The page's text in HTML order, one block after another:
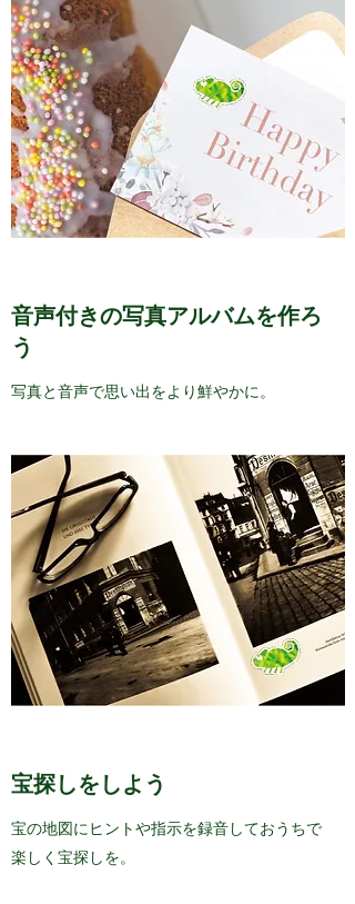
音声付きの写真アルバムを作ろ
う
写真と音声で思い出をより鮮やかに。
宝探しをしよう
宝の地図にヒントや指示を録音しておうちで
楽しく宝探しを。